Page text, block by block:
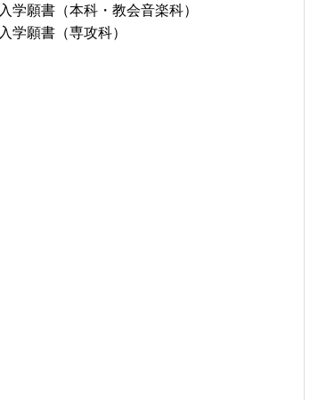
入学願書（本科・教会音楽科）
入学願書（専攻科）